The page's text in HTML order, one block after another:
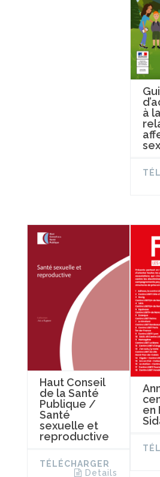
à
Haut Conseil
de la Santé
Publique /
Santé
sexuelle et
reproductive
TÉLÉCHARGER
Details
en